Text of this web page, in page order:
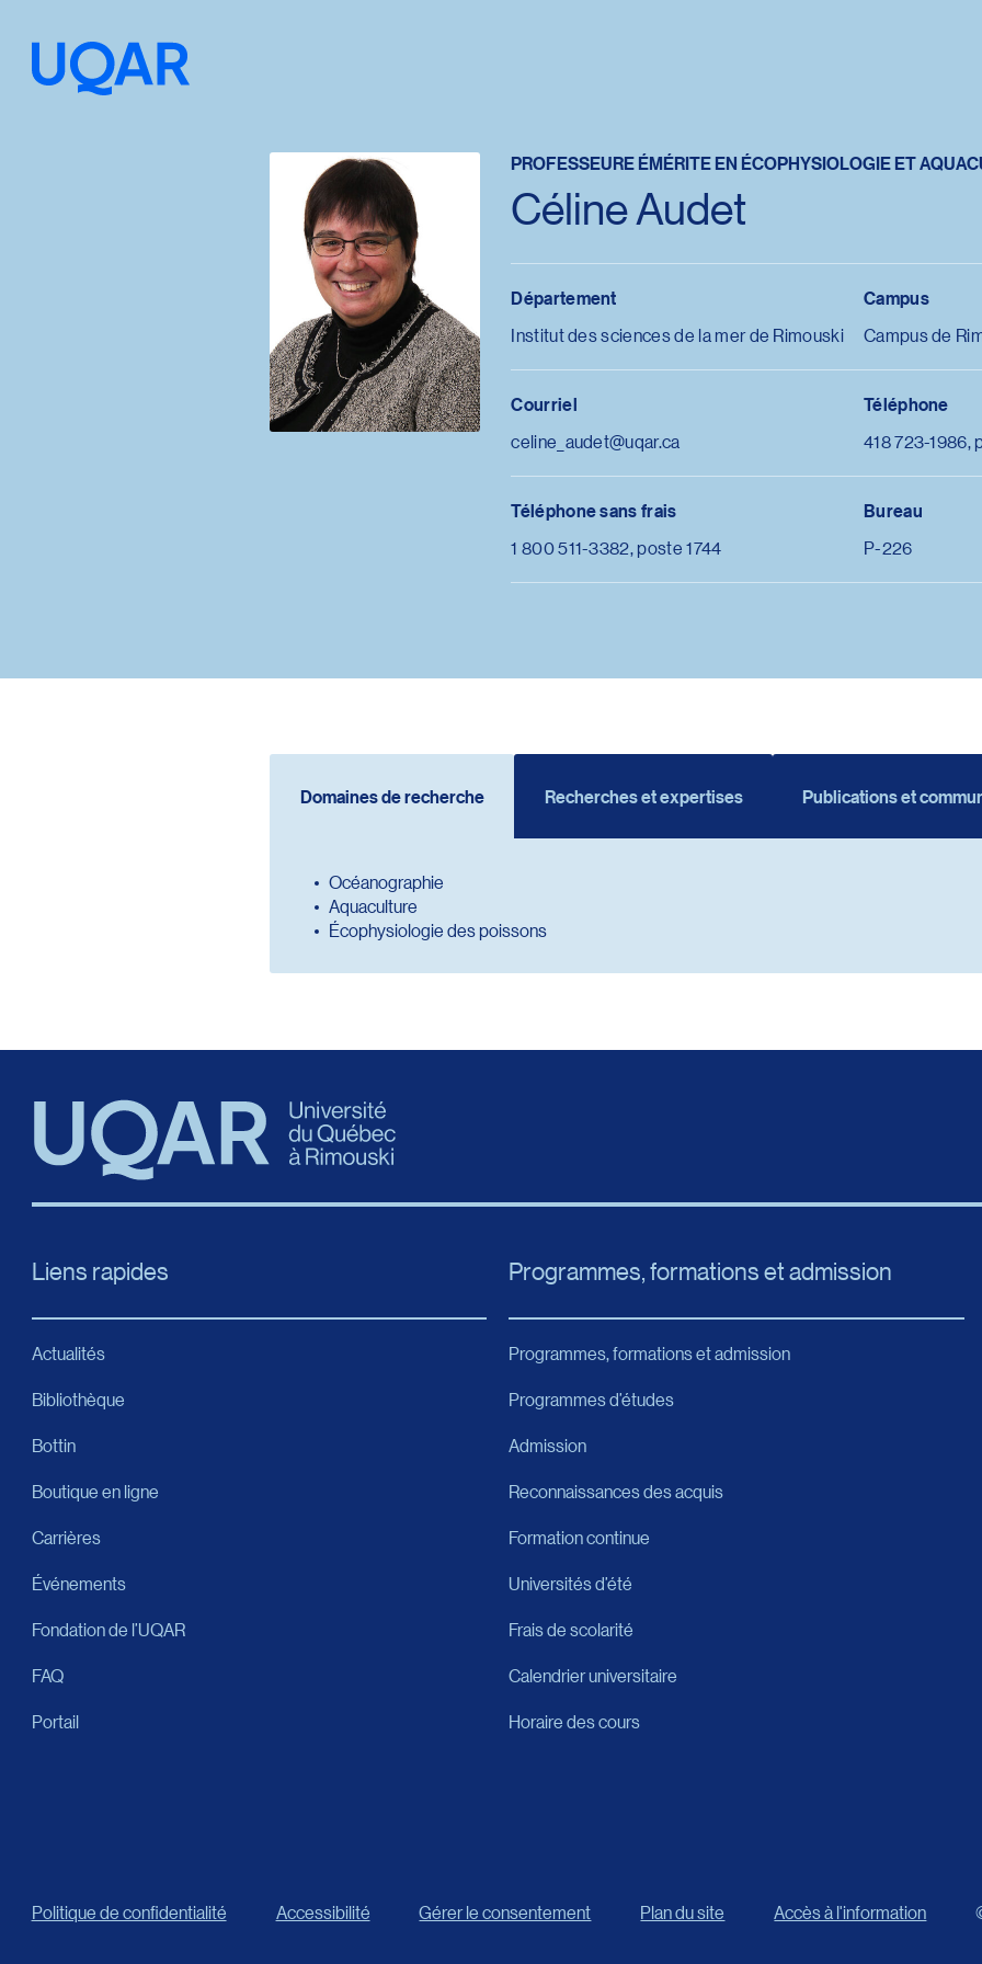
Taille du texte
Interlignage du texte
Espacement du texte
PROFESSEURE ÉMÉRITE EN ÉCOPHYSIOLOGIE ET
Céline Audet
Département
Institut des sciences de la mer de Rimouski
Campus
Campus de
Courriel
celine_audet@uqar.ca
Téléphone
418 723-1986,
Téléphone sans frais
1 800 511-3382, poste 1744
Bureau
P-226
Domaines de recherche Recherches et expertises Publications et
Océanographie
Aquaculture
Écophysiologie des poissons
Liens rapides
Actualités
Bibliothèque
Bottin
Boutique en ligne
Carrières
Événements
Fondation de l’UQAR
FAQ
Portail
Programmes, formations et admission
Programmes, formations et admission
Programmes d’études
Admission
Reconnaissances des acquis
Formation continue
Universités d’été
Frais de scolarité
Calendrier universitaire
Horaire des cours
Politique de confidentialité Accessibilité Gérer le consentement Plan du site Accès à l'information